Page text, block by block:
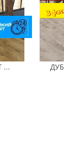
ДУБ СХІДНИЙ 52606 ЛАМІНАТ CLASSEN TREND 4V WR